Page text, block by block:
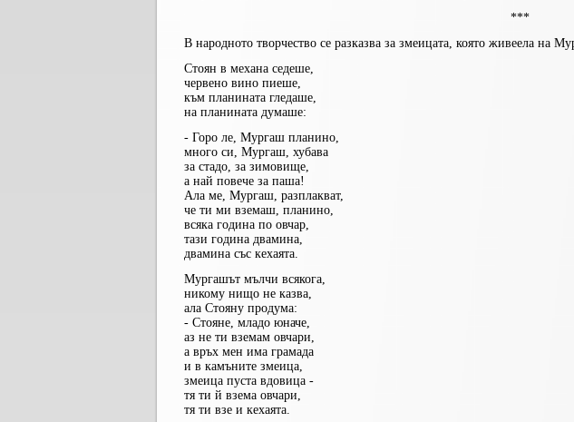
***
В народното творчество се разказва за змеицата, която живеела на
Стоян в механа седеше,
червено вино пиеше,
към планината гледаше,
на планината думаше:
- Горо ле, Мургаш планино,
много си, Мургаш, хубава
за стадо, за зимовище,
а най повече за паша!
Ала ме, Мургаш, разплакват,
че ти ми вземаш, планино,
всяка година по овчар,
тази година двамина,
двамина със кехаята.
Мургашът мълчи всякога,
никому нищо не казва,
ала Стояну продума:
- Стояне, младо юначе,
аз не ти вземам овчари,
а връх мен има грамада
и в камъните змеица,
змеица пуста вдовица -
тя ти й взема овчари,
тя ти взе и кехаята.